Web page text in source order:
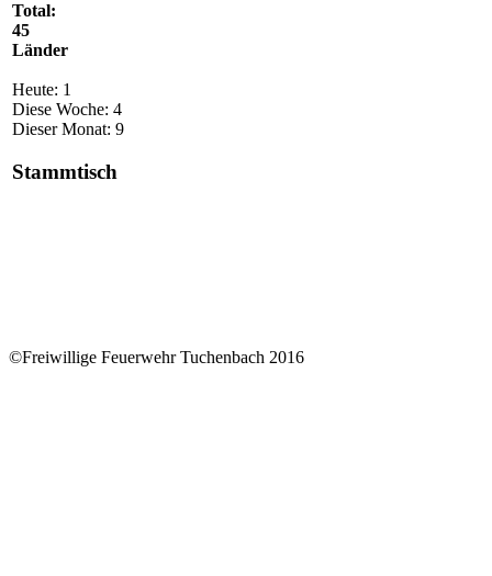
Total:
45
Länder
Heute: 1
Diese Woche: 4
Dieser Monat: 9
Stammtisch
©Freiwillige Feuerwehr Tuchenbach 2016